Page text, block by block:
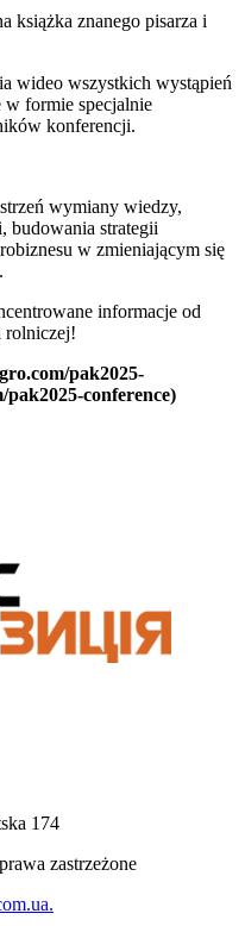
książka znanego pisarza i
wideo wszystkich wystąpień
w formie specjalnie
konferencji.
wymiany wiedzy,
budowania strategii
w zmieniającym się
informacje od
rolniczej!
pak2025-
conference)
174
zastrzeżone
.